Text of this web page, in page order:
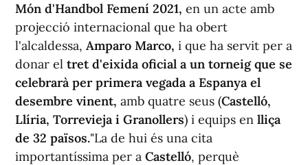
Món d'Handbol Femení 2021, en un acte amb
projecció internacional que ha obert
l'alcaldessa, Amparo Marco, i que ha servit per a
donar el tret d'eixida oficial a un torneig que se
celebrarà per primera vegada a Espanya el
desembre vinent, amb quatre seus (Castelló,
Llíria, Torrevieja i Granollers) i equips en lliça
de 32 països."La de hui és una cita
importantíssima per a Castelló, perquè